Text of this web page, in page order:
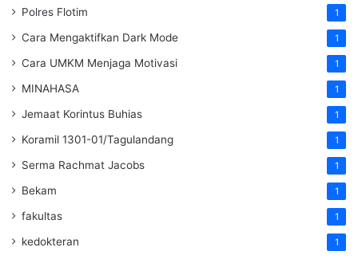
Polres Flotim 1
Cara Mengaktifkan Dark Mode 1
Cara UMKM Menjaga Motivasi 1
MINAHASA 1
Jemaat Korintus Buhias 1
Koramil 1301-01/Tagulandang 1
Serma Rachmat Jacobs 1
Bekam 1
fakultas 1
kedokteran 1